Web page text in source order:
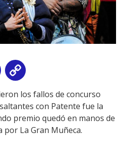
Email
Link
los fallos de concurso
con Patente fue la
premio quedó en manos de
por La Gran Muñeca.